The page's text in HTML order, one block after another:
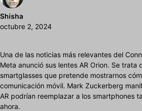
Shisha
octubre 2, 2024
Una de las noticias más relevantes del
Meta anunció sus lentes AR Orion. Se trata
smartglasses que pretende mostrarnos
comunicación móvil. Mark Zuckerberg
AR podrían reemplazar a los smartphones
ahora.